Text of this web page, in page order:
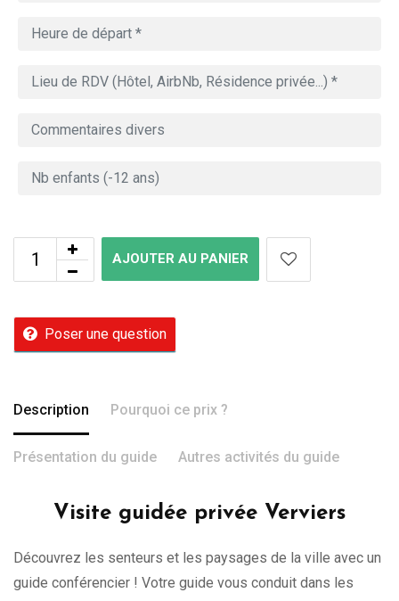
AJOUTER AU PANIER
Poser une question
Description Pourquoi ce prix ?
Présentation du guide Autres activités du guide
Visite guidée privée Verviers
Découvrez les senteurs et les paysages de la ville avec un
guide conférencier ! Votre guide vous conduit dans les